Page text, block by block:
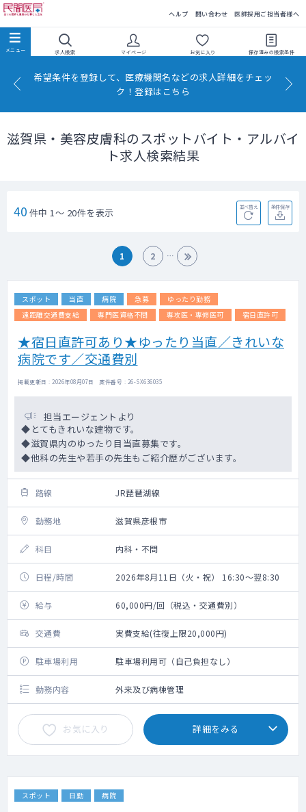
ヘルプ 問い合わせ 医師採用ご担当者様へ
求人検索 マイページ お気に入り 保存済みの検索条件
希望条件を登録して、医療機関名などの求人詳細をチェッ
ク！登録はこちら
滋賀県・美容皮膚科のスポットバイト・アルバイ
ト求人検索結果
40 件中 1～ 20件を表示 並べ替え 条件保存
1 2
スポット 当直 病院 急募
ゆったり勤務
遠距離交通費支給
専門医資格不問 専攻医・専修医可 宿日直許可
★宿日直許可あり★ゆったり当直／きれいな
病院です／交通費別
掲載更新日 : 2026年08月07日 案件番号 : 26-SX636035
担当エージェントより
◆とてもきれいな建物です。
◆滋賀県内のゆったり目当直募集です。
◆他科の先生や若手の先生もご紹介歴がございます。
路線 JR琵琶湖線
勤務地 滋賀県彦根市
科目 内科・不問
日程/時間 2026年8月11日（火・祝） 16:30～翌8:30
給与 60,000円/回（税込・交通費別）
交通費 実費支給(往復上限20,000円)
駐車場利用 駐車場利用可（自己負担なし）
勤務内容 外来及び病棟管理
お気に入り 詳細をみる
スポット 日勤 病院